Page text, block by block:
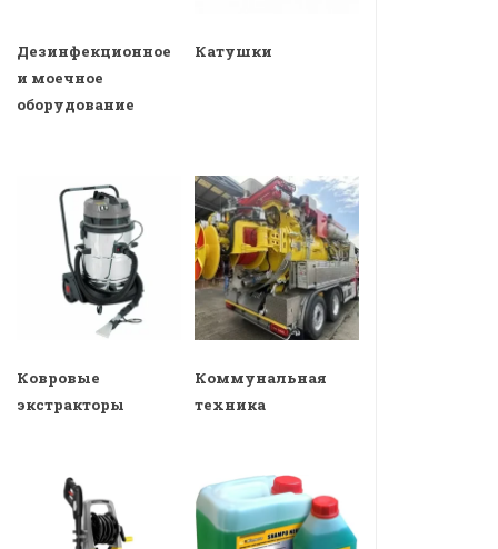
Дезинфекционное
и моечное
оборудование
Катушки
Ковровые
экстракторы
Коммунальная
техника